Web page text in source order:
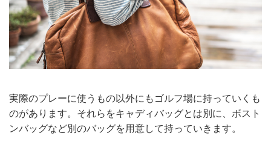
実際のプレーに使うもの以外にもゴルフ場に持っていくも
のがあります。それらをキャディバッグとは別に、ボスト
ンバッグなど別のバッグを用意して持っていきます。